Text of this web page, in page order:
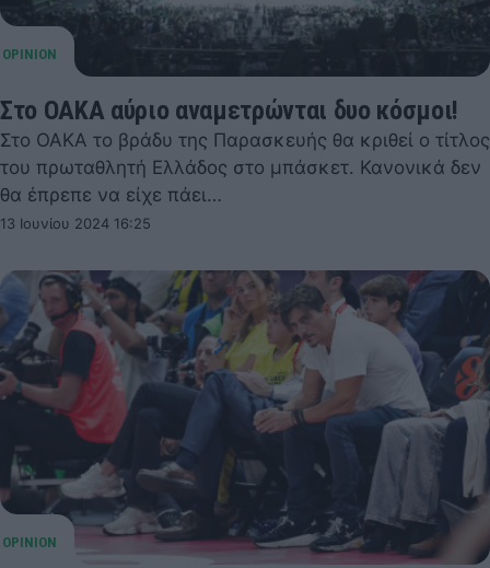
Στο ΟΑΚΑ αύριο αναμετρώνται δυο κόσμοι!
Στο ΟΑΚΑ το βράδυ της Παρασκευής θα κριθεί ο τίτλος
του πρωταθλητή Ελλάδος στο μπάσκετ. Κανονικά δεν
θα έπρεπε να είχε πάει…
13 Ιουνίου 2024 16:25